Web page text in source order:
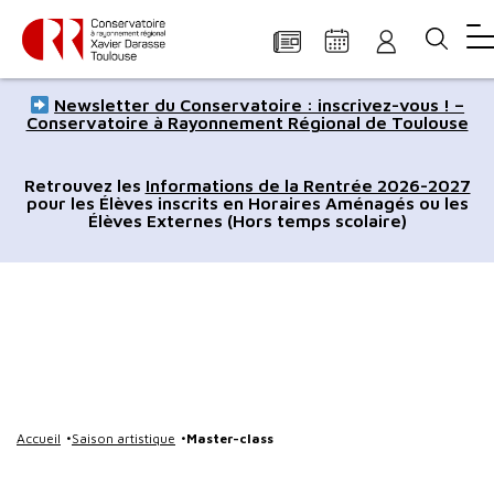
Aller
au
principal
à
navigation
à
recherche
au
de
page
au
du
site
Newsletter du Conservatoire : inscrivez-vous ! –
Conservatoire à Rayonnement Régional de Toulouse
Retrouvez les Informations de la Rentrée 2026-2027
pour les Élèves inscrits en Horaires Aménagés ou les
Élèves Externes (Hors temps scolaire)
Accueil Saison artistique Master-class
Panneau de gestion des cookies